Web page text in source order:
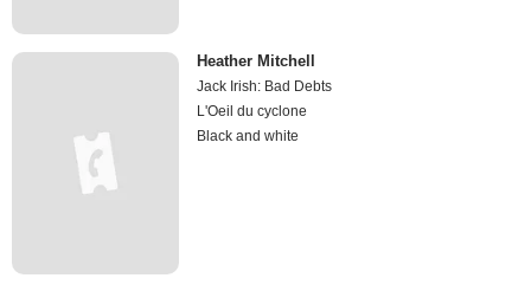
Heather Mitchell
Jack Irish: Bad Debts
L'Oeil du cyclone
Black and white